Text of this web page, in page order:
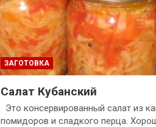
ЗАГОТОВКА
Салат Кубанский
Это консервированный салат из
помидоров и сладкого перца.